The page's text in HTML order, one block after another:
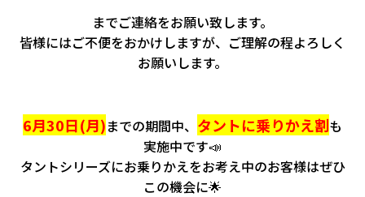
までご連絡をお願い致します。
皆様にはご不便をおかけしますが、ご理解の程よろしく
お願いします。
6月30日(月)までの期間中、 タントに乗りかえ割も
実施中です📣
タントシリーズにお乗りかえをお考え中のお客様はぜひ
この機会に🌟